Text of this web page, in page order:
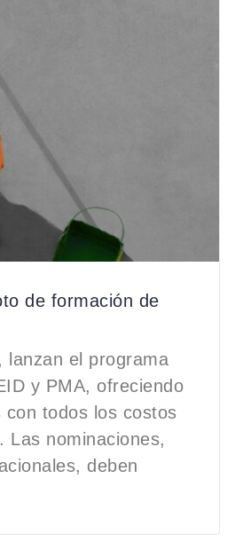
de formación de
lanzan el programa
y PMA, ofreciendo
todos los costos
Las nominaciones,
deben